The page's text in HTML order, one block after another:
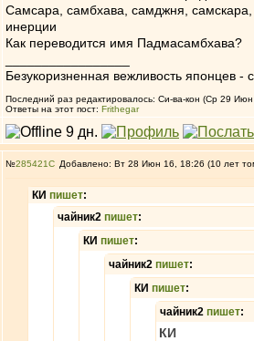
Самсара, самбхава, самджня,
инерции
Как переводится имя Падмасамбхава?
Безукоризненная вежливость японцев -
Последний раз редактировалось: Си-ва-кон (Ср 29
Ответы на этот пост: Frithegar
№285421 Добавлено: Вт 28 Июн 16, 18:26 (10 лет
КИ пишет:
чайник2 пишет:
КИ пишет:
чайник2 пишет:
КИ пишет:
чайник2 пишет:
КИ